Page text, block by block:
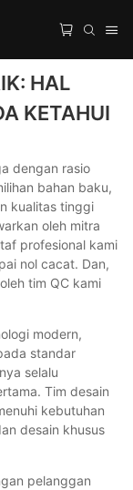
HAL
KETAHUI
dengan rasio
bahan baku,
kualitas tinggi
oleh mitra
profesional kami
nol cacat. Dan,
tim QC kami
modern,
standar
selalu
Tim desain
kebutuhan
desain khusus
pelanggan